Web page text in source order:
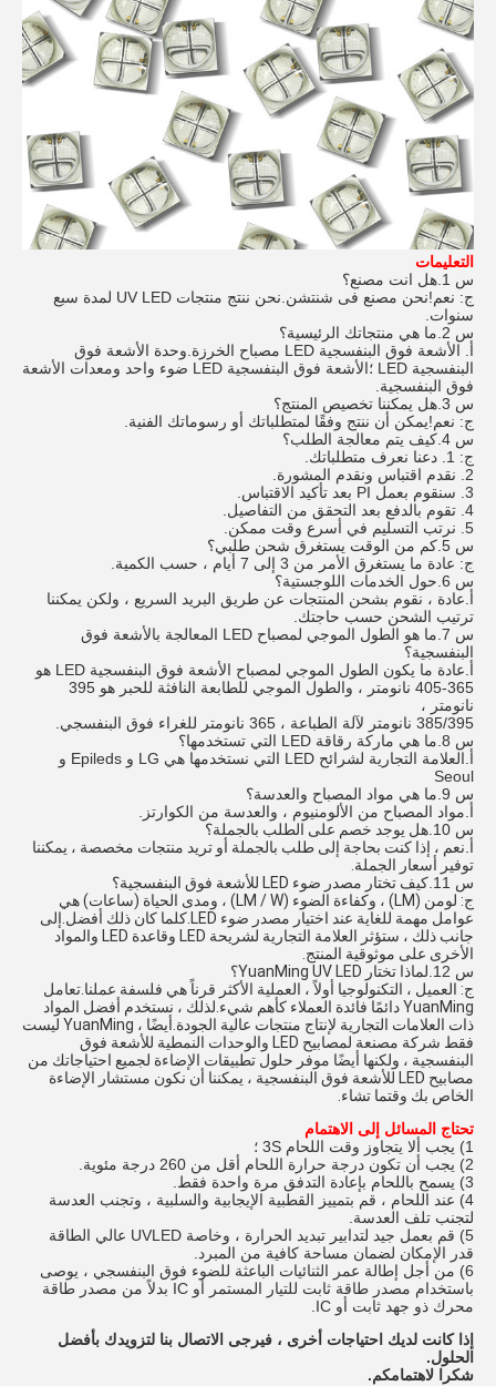
التعليمات
س 1.هل انت مصنع؟
ج: نعم!نحن مصنع فى شنتشن.نحن ننتج منتجات UV LED لمدة سبع
سنوات.
س 2.ما هي منتجاتك الرئيسية؟
أ. الأشعة فوق البنفسجية LED مصباح الخرزة.وحدة الأشعة فوق
البنفسجية LED ؛الأشعة فوق البنفسجية LED ضوء واحد ومعدات الأشعة
فوق البنفسجية.
س 3.هل يمكننا تخصيص المنتج؟
ج: نعم!يمكن أن ننتج وفقًا لمتطلباتك أو رسوماتك الفنية.
س 4
كيف يتم معالجة الطلب؟
ج: 1. دعنا نعرف متطلباتك.
2. نقدم اقتباس ونقدم المشورة.
3. سنقوم بعمل PI بعد تأكيد الاقتباس.
4. تقوم بالدفع بعد التحقق من التفاصيل.
5. نرتب التسليم في أسرع وقت ممكن.
س 5.كم من الوقت يستغرق شحن طلبي؟
ج: عادة ما يستغرق الأمر من 3 إلى 7 أيام ، حسب الكمية.
س 6.
حول الخدمات اللوجستية؟
أ. عادة ، نقوم بشحن المنتجات عن طريق البريد السريع ، ولكن يمكننا
ترتيب الشحن حسب حاجتك.
س 7.
ما هو الطول الموجي لمصباح LED المعالجة بالأشعة فوق
البنفسجية؟
أ.
عادة ما يكون الطول الموجي لمصباح الأشعة فوق البنفسجية LED هو
365-405 نانومتر ، والطول الموجي للطابعة النافثة للحبر هو 395
نانومتر ،
385/395 نانومتر لآلة الطباعة ، 365 نانومتر للغراء فوق البنفسجي.
س 8.
ما هي ماركة رقاقة LED التي تستخدمها؟
أ.
العلامة التجارية لشرائح LED التي نستخدمها هي LG و Epileds و
Seoul
س 9.
ما هي مواد المصباح والعدسة؟
أ. مواد المصباح من الألومنيوم ، والعدسة من الكوارتز.
س 10.
هل يوجد خصم على الطلب بالجملة؟
أ. نعم ، إذا كنت بحاجة إلى طلب بالجملة أو تريد منتجات مخصصة ، يمكننا
توفير أسعار الجملة.
س 11.
كيف تختار مصدر ضوء LED للأشعة فوق البنفسجية؟
ج: لومن (LM) ، وكفاءة الضوء (LM / W) ، ومدى الحياة (ساعات) هي
عوامل مهمة للغاية عند اختيار مصدر ضوء LED.كلما كان ذلك أفضل.إلى
جانب ذلك ، ستؤثر العلامة التجارية لشريحة LED وقاعدة LED والمواد
الأخرى على موثوقية المنتج.
س 12.
لماذا تختار YuanMing UV LED؟
ج: العميل ، التكنولوجيا أولاً ، العملية الأكثر قرناً هي فلسفة عملنا.تعامل
YuanMing دائمًا فائدة العملاء كأهم شيء.لذلك ، نستخدم أفضل المواد
ذات العلامات التجارية لإنتاج منتجات عالية الجودة.أيضًا ، YuanMing ليست
فقط شركة مصنعة لمصابيح LED والوحدات النمطية للأشعة فوق
البنفسجية ، ولكنها أيضًا موفر حلول تطبيقات الإضاءة لجميع احتياجاتك من
مصابيح LED للأشعة فوق البنفسجية ، يمكننا أن نكون مستشار الإضاءة
الخاص بك وقتما تشاء.
تحتاج المسائل إلى الاهتمام
1) يجب ألا يتجاوز وقت اللحام 3S ؛
2) يجب أن تكون درجة حرارة اللحام أقل من 260 درجة مئوية.
3) يسمح باللحام بإعادة التدفق مرة واحدة فقط.
4) عند اللحام ، قم بتمييز القطبية الإيجابية والسلبية ، وتجنب العدسة
لتجنب تلف العدسة.
5) قم بعمل جيد لتدابير تبديد الحرارة ، وخاصة UVLED عالي الطاقة
قدر الإمكان لضمان مساحة كافية من المبرد.
6) من أجل إطالة عمر الثنائيات الباعثة للضوء فوق البنفسجي ، يوصى
باستخدام مصدر طاقة ثابت للتيار المستمر أو IC بدلاً من مصدر طاقة
محرك ذو جهد ثابت أو IC.
إذا كانت لديك احتياجات أخرى ، فيرجى الاتصال بنا لتزويدك بأفضل
الحلول.
شكرا لاهتمامكم.